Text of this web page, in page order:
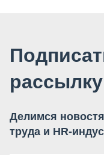
рассылку
Делимся
труда и HR-